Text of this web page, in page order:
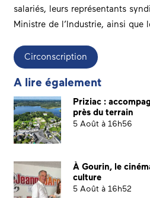
salariés, leurs représentants
Ministre de l’Industrie, ainsi que
Circonscription
A lire également
Priziac :
près du terrain
5 Août à 16h56
À Gourin, le
culture
5 Août à 16h52